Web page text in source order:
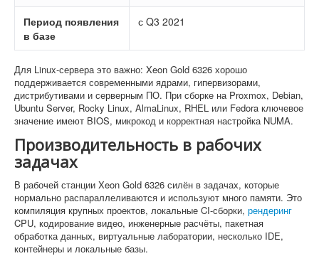
Период появления
в базе
с Q3 2021
Для Linux-сервера это важно: Xeon Gold 6326 хорошо
поддерживается современными ядрами, гипервизорами,
дистрибутивами и серверным ПО. При сборке на Proxmox, Debian,
Ubuntu Server, Rocky Linux, AlmaLinux, RHEL или Fedora ключевое
значение имеют BIOS, микрокод и корректная настройка NUMA.
Производительность в рабочих
задачах
В рабочей станции Xeon Gold 6326 силён в задачах, которые
нормально распараллеливаются и используют много памяти. Это
компиляция крупных проектов, локальные CI-сборки, рендеринг
CPU, кодирование видео, инженерные расчёты, пакетная
обработка данных, виртуальные лаборатории, несколько IDE,
контейнеры и локальные базы.